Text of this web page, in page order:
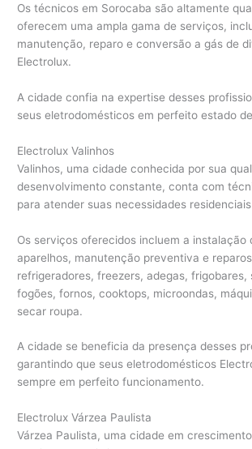
Os técnicos em Sorocaba são altamente
oferecem uma ampla gama de serviços,
manutenção, reparo e conversão a gás de
Electrolux.
A cidade confia na expertise desses
seus eletrodomésticos em perfeito estado
Electrolux Valinhos
Valinhos, uma cidade conhecida por sua
desenvolvimento constante, conta com
para atender suas necessidades
Os serviços oferecidos incluem a instalação
aparelhos, manutenção preventiva e
refrigeradores, freezers, adegas, frigobares,
fogões, fornos, cooktops, microondas,
secar roupa.
A cidade se beneficia da presença desses
garantindo que seus eletrodomésticos
sempre em perfeito funcionamento.
Electrolux Várzea Paulista
Várzea Paulista, uma cidade em